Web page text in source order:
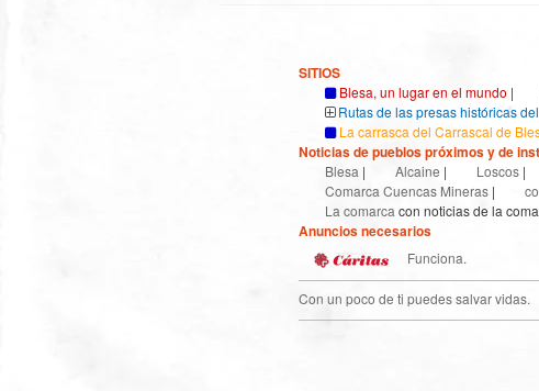
SITIOS
Blesa, un lugar en el mundo |
Rutas de las presas históricas
La carrasca del Carrascal de
Noticias de pueblos próximos y de
Blesa | Alcaine | Loscos |
Comarca Cuencas Mineras |
La comarca con noticias de la
Anuncios necesarios
Funciona.
Con un poco de ti puedes salvar vidas.